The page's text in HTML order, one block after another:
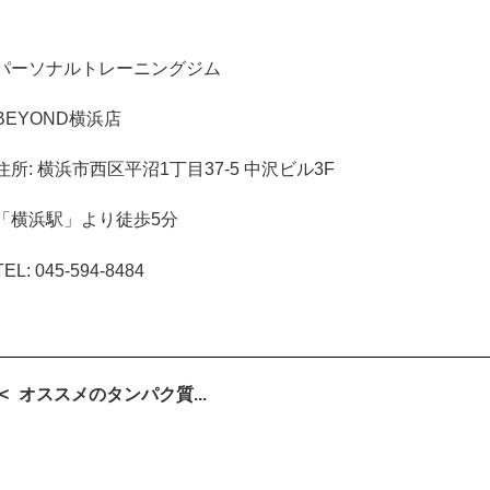
ーソナルトレーニングジム
横浜店
所: 横浜市西区平沼1丁目 37-5 中沢ビル3F
「横浜駅」より徒歩5分
045-594-8484
オススメのタンパク質...